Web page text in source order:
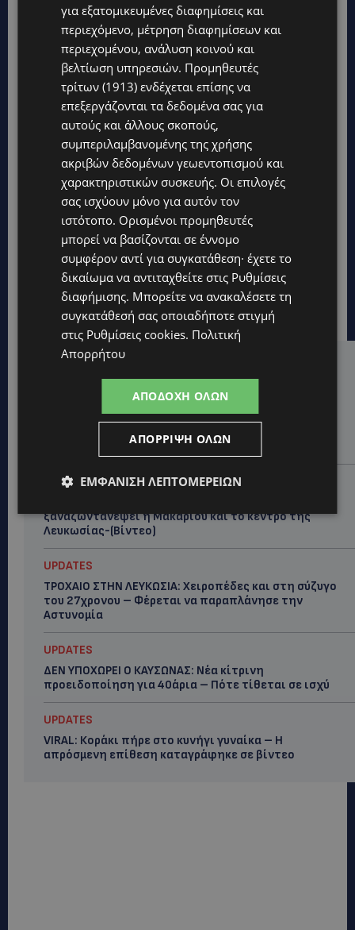
ΧΩΡΙΣ ΣΩΣΣΙΒΙΟ Η ΘΑΛΑΣΣΙΑ ΣΥΝΔΕΣΗ ΚΥΠΡΟΥ-
ΕΛΛΑΔΑΣ: «Χωρίς επιδότηση το πλοίο δεν θα
ξανασηκώσει άγκυρα»
STORIES
ξαναζωντανέψει η Μακαρίου και το κέντρο της
Λευκωσίας-(Βίντεο)
UPDATES
ΤΡΟΧΑΙΟ ΣΤΗΝ ΛΕΥΚΩΣΙΑ: Χειροπέδες και στη σύζυγο
του 27χρονου – Φέρεται να παραπλάνησε την
Αστυνομία
UPDATES
ΔΕΝ ΥΠΟΧΩΡΕΙ Ο ΚΑΥΣΩΝΑΣ: Νέα κίτρινη
προειδοποίηση για 40άρια – Πότε τίθεται σε ισχύ
UPDATES
VIRAL: Κοράκι πήρε στο κυνήγι γυναίκα – Η
απρόσμενη επίθεση καταγράφηκε σε βίντεο
για εξατομικευμένες διαφημίσεις και
περιεχόμενο, μέτρηση διαφημίσεων και
περιεχομένου, ανάλυση κοινού και
βελτίωση υπηρεσιών. Προμηθευτές
τρίτων (1913) ενδέχεται επίσης να
επεξεργάζονται τα δεδομένα σας για
αυτούς και άλλους σκοπούς,
συμπεριλαμβανομένης της χρήσης
ακριβών δεδομένων γεωεντοπισμού και
χαρακτηριστικών συσκευής. Οι επιλογές
σας ισχύουν μόνο για αυτόν τον
ιστότοπο. Ορισμένοι προμηθευτές
μπορεί να βασίζονται σε έννομο
συμφέρον αντί για συγκατάθεση· έχετε το
δικαίωμα να αντιταχθείτε στις Ρυθμίσεις
διαφήμισης. Μπορείτε να ανακαλέσετε τη
συγκατάθεσή σας οποιαδήποτε στιγμή
στις Ρυθμίσεις cookies. Πολιτική
Απορρήτου
ΑΠΟΔΟΧΉ ΌΛΩΝ
ΑΠΌΡΡΙΨΗ ΌΛΩΝ
ΕΜΦΆΝΙΣΗ ΛΕΠΤΟΜΕΡΕΙΏΝ